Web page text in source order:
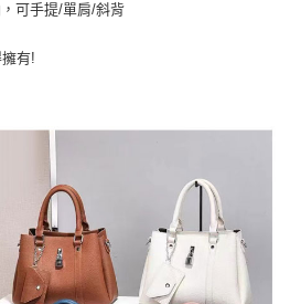
之後才付款」的支付方式。 讓您購物簡單
，再付款。
享後付」後，將跳轉至「AFTEE先享後付」
金額後，即可完成結帳。
繳費通知簡訊。
，點擊此簡訊中的連結，可透過四大超商／
行付款，方視為交易完成。
需立刻繳費，但若您需要取消訂單，請聯絡
上)免運費
上)免運費
夾層手提肩背鎖頭包(8色)
可手提/單肩/斜背
有!